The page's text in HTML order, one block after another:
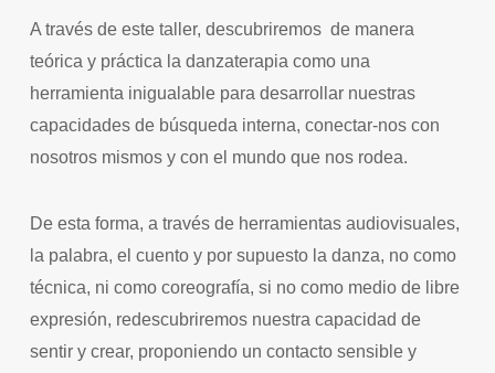
A través de este taller, descubriremos de manera
teórica y práctica la danzaterapia como una
herramienta inigualable para desarrollar nuestras
capacidades de búsqueda interna, conectar-nos con
nosotros mismos y con el mundo que nos rodea.
De esta forma, a través de herramientas audiovisuales,
la palabra, el cuento y por supuesto la danza, no como
técnica, ni como coreografía, si no como medio de libre
expresión, redescubriremos nuestra capacidad de
sentir y crear, proponiendo un contacto sensible y